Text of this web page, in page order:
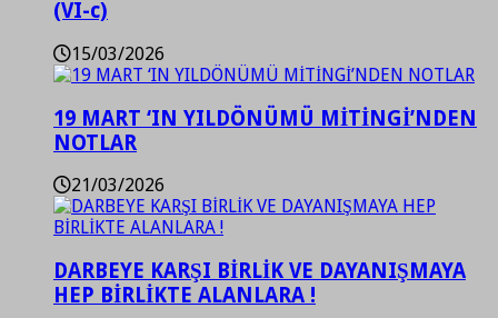
(VI-c)
15/03/2026
19 MART ‘IN YILDÖNÜMÜ MİTİNGİ’NDEN
NOTLAR
21/03/2026
DARBEYE KARŞI BİRLİK VE DAYANIŞMAYA
HEP BİRLİKTE ALANLARA !